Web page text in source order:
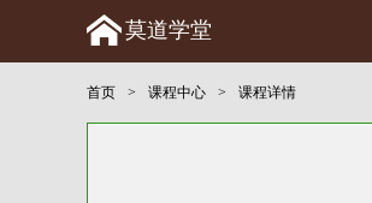
莫道学堂
首页 > 课程中心 > 课程详情